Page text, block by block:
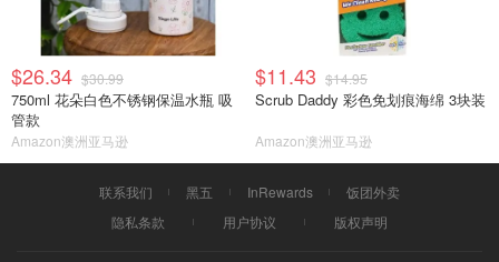
$26.34 $30.99
750ml 花朵白色不锈钢保温水瓶 吸
管款
Amazon澳洲亚马逊
$11.43 $14.95
Scrub Daddy 彩色免划痕海绵 3块装
Amazon澳洲亚马逊
联系我们 黑五 InRewards
饭团外卖
隐私条款
用户协议 版权声明